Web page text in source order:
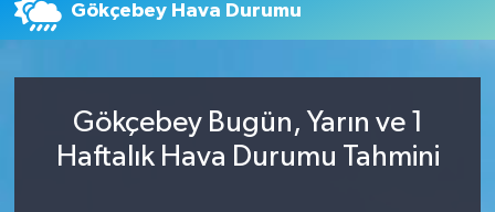
Gökçebey Hava Durumu
Gökçebey Bugün, Yarın ve 1
Haftalık Hava Durumu Tahmini
Tüm Manşetler